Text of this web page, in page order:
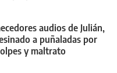
audios de Julián,
a puñaladas por
y maltrato